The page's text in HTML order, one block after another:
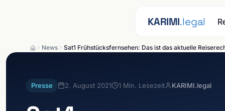
KARIMI.legal
News Sat1 Frühstücksfernsehen: Das ist das aktuelle
Presse 2. August 2021 1 Min. Lesezeit KARIMI.legal